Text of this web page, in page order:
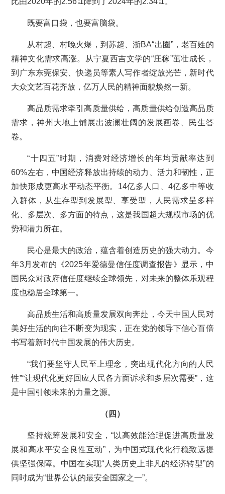
既要富口袋，也要富脑袋。
从村超、村晚火爆，到苏超、浙BA“出圈”，老百姓的
精神文化需求高涨。从宁夏西吉文学的“庄稼”茁壮成长，
到广东东莞保安、快递员等素人写作者绽放光芒，新时代
大众文艺百花齐放，亿万人民的精神面貌焕然一新。
高品质需求牵引高质量供给，高质量供给创造高品质
需求，神州大地上铺展出波澜壮阔的发展画卷、民生答
卷。
“十四五”时期，消费对经济增长的年均贡献率达到
60%左右，中国经济释放出持续的动力、活力和韧性，正
加快形成更高水平动态平衡。14亿多人口、4亿多中等收
入群体，从生存型到发展型、享受型，人民需求呈多样
化、多层次、多方面的特点，这是我国超大规模市场的优
势和潜力所在。
民心是最大的政治，蕴含着创造历史的强大动力。今
年3月发布的《2025年爱德曼信任度调查报告》显示，中
国民众对政府信任度继续全球领先，对未来的整体乐观程
度也稳居全球第一。
高品质生活和高质量发展双向奔赴，今天中国人民对
美好生活的向往不断变为现实，正在党的领导下信心百倍
书写着新时代中国发展的伟大历史。
“我们要坚守人民至上理念，突出现代化方向的人民
性”“让现代化更好回应人民各方面诉求和多层次需要”，这
是中国引领未来的力量之源。
（四）
坚持统筹发展和安全，“以高效能治理促进高质量发
展和高水平安全良性互动”，为中国式现代化行稳致远提
供坚强保障。中国在实现“人类历史上非凡的经济转型”的
同时成为“世界公认的最安全国家之一”。